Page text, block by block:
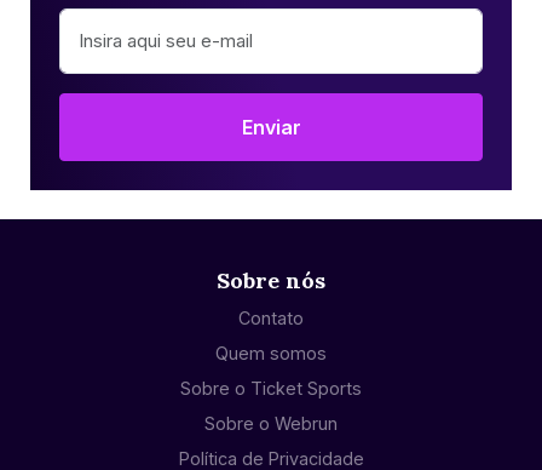
Enviar
Sobre nós
Contato
Quem somos
Sobre o Ticket Sports
Sobre o Webrun
Política de Privacidade